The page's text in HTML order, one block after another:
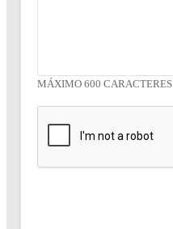
MÁXIMO 600 CARACTERES.